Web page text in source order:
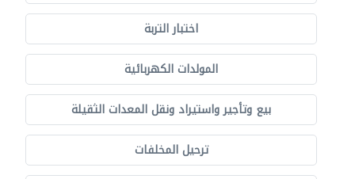
اختبار التربة
المولدات الكهربائية
بيع وتأجير واستيراد ونقل المعدات الثقيلة
ترحيل المخلفات